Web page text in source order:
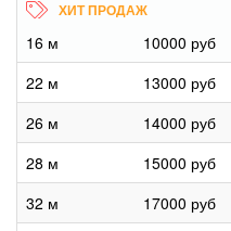
16 м 10000 руб
22 м
13000 руб
26 м
14000 руб
28 м
15000 руб
32 м
17000 руб